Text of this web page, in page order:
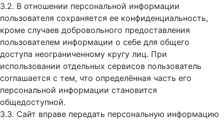
3.2. В отношении персональной информации
пользователя сохраняется ее конфиденциальность,
кроме случаев добровольного предоставления
пользователем информации о себе для общего
доступа неограниченному кругу лиц. При
использовании отдельных сервисов пользователь
соглашается с тем, что определённая часть его
персональной информации становится
общедоступной.
3.3. Сайт вправе передать персональную информацию